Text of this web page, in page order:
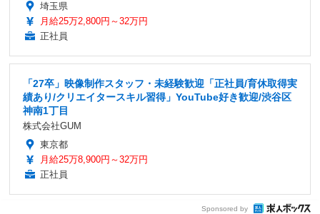
埼玉県
月給25万2,800円～32万円
正社員
「27卒」映像制作スタッフ・未経験歓迎「正社員/育休取得実
績あり/クリエイタースキル習得」YouTube好き歓迎/渋谷区
神南1丁目
株式会社GUM
東京都
月給25万8,900円～32万円
正社員
Sponsored by